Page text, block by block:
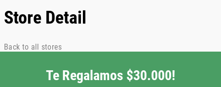
Store Detail
Back to all stores
Te Regalamos $30.000!